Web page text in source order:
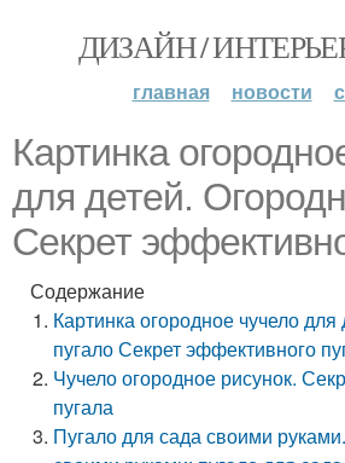
ДИЗАЙН /
главная новости
Картинка
для детей.
Секрет
Содержание
Картинка огородное чучело
пугало Секрет эффективного
Чучело огородное рисунок.
пугала
Пугало для сада своими